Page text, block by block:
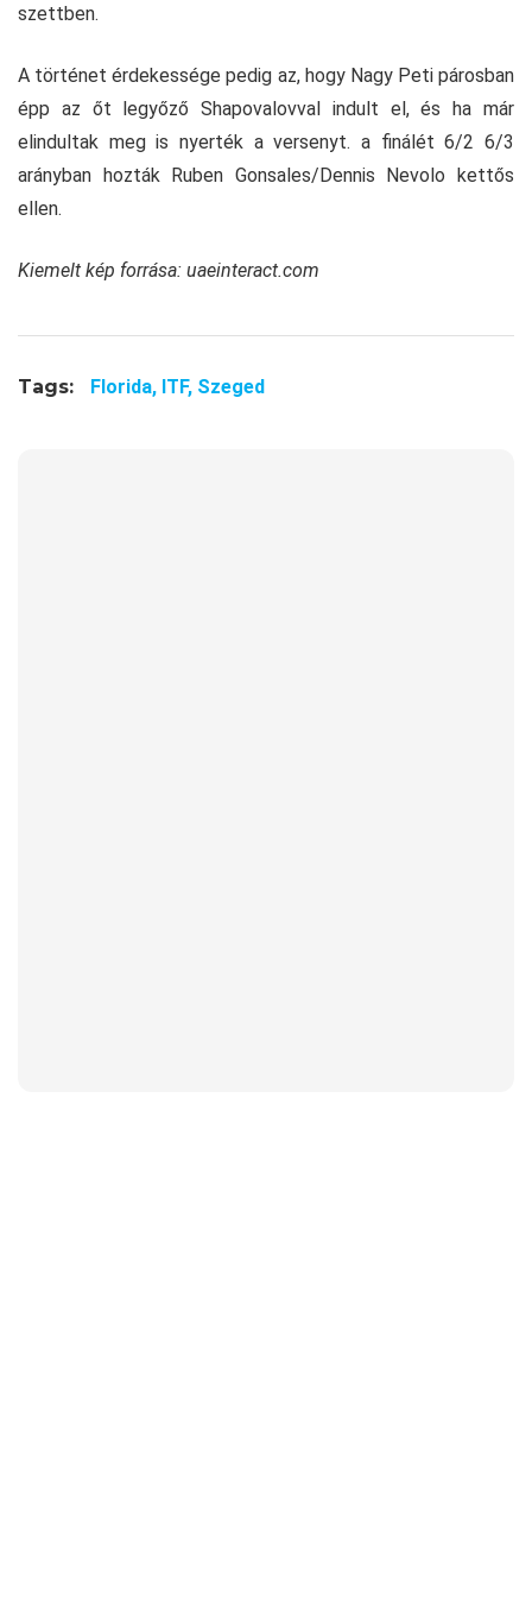
szettben.
A történet érdekessége pedig az, hogy Nagy Peti párosban
épp az őt legyőző Shapovalovval indult el, és ha már
elindultak meg is nyerték a versenyt. a finálét 6/2 6/3
arányban hozták Ruben Gonsales/Dennis Nevolo kettős
ellen.
Kiemelt kép forrása: uaeinteract.com
Tags: Florida, ITF, Szeged